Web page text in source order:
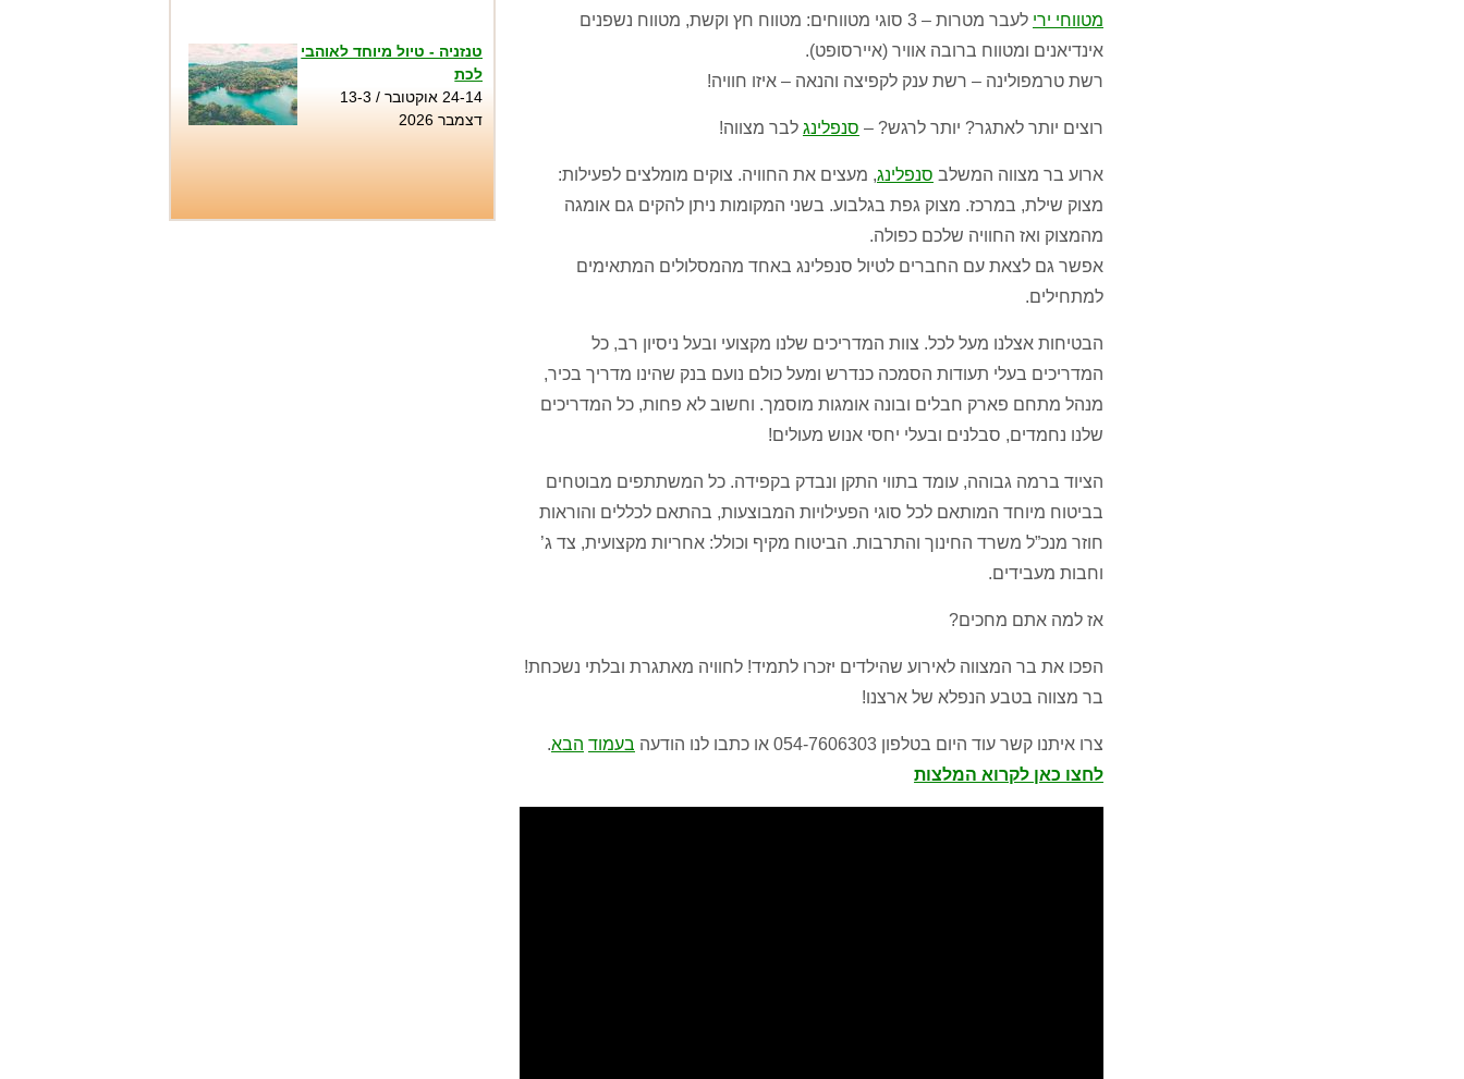
טנזניה - טיול מיוחד לאוהבי
לכת
24-14 אוקטובר / 13-3
דצמבר 2026
מטווחי ירי לעבר מטרות –3 סוגי מטווחים: מטווח חץ וקשת, מטווח נשפנים
אינדיאנים ומטווח ברובה אוויר(איירסופט).
רשת טרמפולינה – רשת ענק לקפיצה והנאה – איזו חוויה!
רוצים יותר לאתגר? יותר לרגש? – סנפלינג לבר מצווה!
ארוע בר מצווה המשלב סנפלינג, מעצים את החוויה. צוקים מומלצים לפעילות:
מצוק שילת, במרכז. מצוק גפת בגלבוע. בשני המקומות ניתן להקים גם אומגה
מהמצוק ואז החוויה שלכם כפולה.
אפשר גם לצאת עם החברים לטיול סנפלינג באחד מהמסלולים המתאימים
למתחילים.
הבטיחות אצלנו מעל לכל. צוות המדריכים שלנו מקצועי ובעל ניסיון רב,כל
המדריכים בעלי תעודות הסמכה כנדרש ומעל כולם נועם בנק שהינו מדריך בכיר,
מנהל מתחם פארק חבלים ובונה אומגות מוסמך. וחשוב לא פחות,כל המדריכים
שלנו נחמדים, סבלנים ובעלי יחסי אנוש מעולים!
הציוד ברמה גבוהה,עומד בתווי התקן ונבדק בקפידה.כל המשתתפים מבוטחים
בביטוח מיוחד המותאם לכל סוגי הפעילויות המבוצעות, בהתאם לכללים והוראות
חוזר מנכ”ל משרד החינוך והתרבות. הביטוח מקיף וכולל:אחריות מקצועית, צד ג’
וחבות מעבידים.
אז למה אתם מחכים?
הפכו את בר המצווה לאירוע שהילדים יזכרו לתמיד!לחוויה מאתגרת ובלתי נשכחת!
בר מצווה בטבע הנפלא של ארצנו!
צרו איתנו קשר עוד היום בטלפון054-7606303 או כתבו לנו הודעה בעמוד הבא.
לחצו כאן לקרוא המלצות